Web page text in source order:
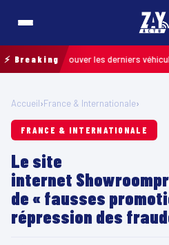
⚡ Breaking
pour retrouver les derniers véhicules
Accueil›France & Internationale›
FRANCE & INTERNATIONALE
Le site
internet
de « fausses
répression des